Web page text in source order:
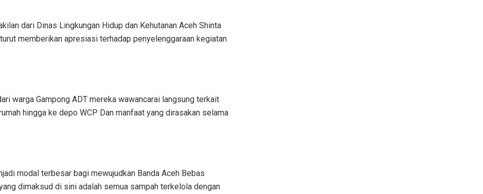
dari Dinas Lingkungan Hidup dan Kehutanan Aceh Shinta
memberikan apresiasi terhadap penyelenggaraan kegiatan
warga Gampong ADT mereka wawancarai langsung terkait
hingga ke depo WCP Dan manfaat yang dirasakan selama
modal terbesar bagi mewujudkan Banda Aceh Bebas
dimaksud di sini adalah semua sampah terkelola dengan